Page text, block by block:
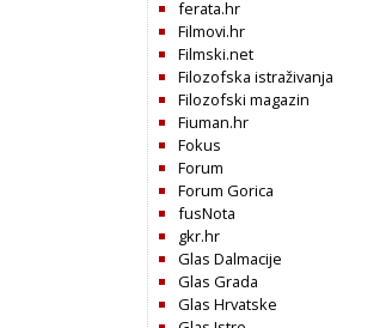
ferata.hr
Filmovi.hr
Filmski.net
Filozofska istraživanja
Filozofski magazin
Fiuman.hr
Fokus
Forum
Forum Gorica
fusNota
gkr.hr
Glas Dalmacije
Glas Grada
Glas Hrvatske